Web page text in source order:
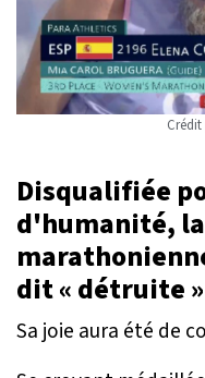
Disqualifiée
d'humanité, la
dit « détruite »
Sa joie aura été de